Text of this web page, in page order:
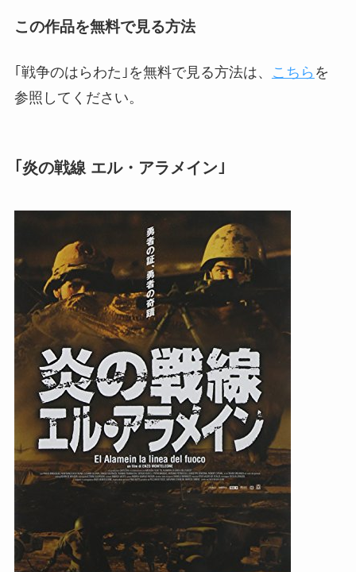
この作品を無料で見る方法
｢戦争のはらわた｣を無料で見る方法は、 こちら を
参照してください。
｢炎の戦線 エル・アラメイン｣